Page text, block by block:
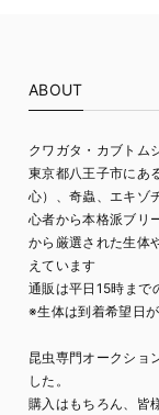
ABOUT
クワガタ・カブトム
東京都八王子市にあ
心）、奇蟲、エキゾ
心者から本格派ブリ
から厳選された生体
えています
通販は平日15時まで
※生体は到着希望日
昆虫専門オークショ
した。
購入はもちろん、皆